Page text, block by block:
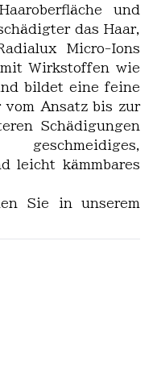
und
das Haar,
Micro-Ions
Wirkstoffen wie
bildet eine feine
vom Ansatz bis zur
Schädigungen
leicht kämmbares
Sie in unserem